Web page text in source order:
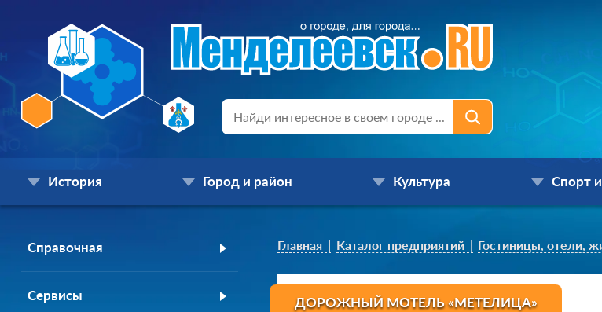
История Город и район Культура Спорт
Справочная
Сервисы
Главная Каталог предприятий Гостиницы, отели,
ДОРОЖНЫЙ МОТЕЛЬ «МЕТЕЛИЦА»